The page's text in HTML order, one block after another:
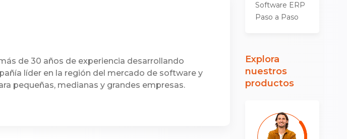
de 30 años de experiencia desarrollando
líder en la región del mercado de software y
pequeñas, medianas y grandes empresas.
Software ERP
Paso a Paso
Explora
nuestros
productos